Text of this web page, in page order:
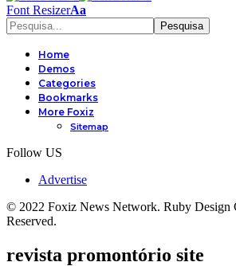
Font ResizerAa
Home
Demos
Categories
Bookmarks
More Foxiz
Sitemap
Follow US
Advertise
© 2022 Foxiz News Network. Ruby Design
Reserved.
revista promontório site